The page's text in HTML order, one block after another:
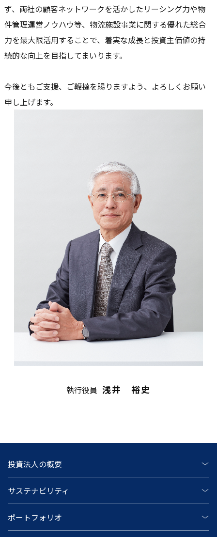
ず、両社の顧客ネットワークを活かしたリーシング力や物
件管理運営ノウハウ等、物流施設事業に関する優れた総合
力を最大限活用することで、着実な成長と投資主価値の持
続的な向上を目指してまいります。
今後ともご支援、ご鞭撻を賜りますよう、よろしくお願い
申し上げます。
執行役員 浅井 裕史
投資法人の概要
サステナビリティ
ポートフォリオ